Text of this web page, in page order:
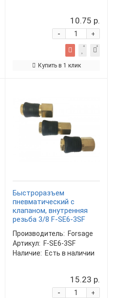
10.75 р.
+
-
Купить в 1 клик
Быстроразъем
пневматический с
клапаном, внутренняя
резьба 3/8 F-SE6-3SF
Производитель: Forsage
Артикул: F-SE6-3SF
Наличие: Есть в наличии
15.23 р.
+
-